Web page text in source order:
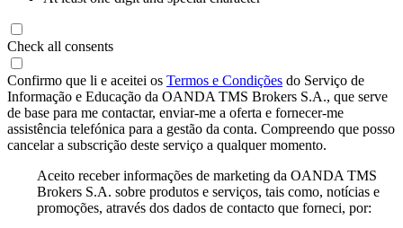
Check all consents
Confirmo que li e aceitei os Termos e Condições do Serviço de
Informação e Educação da OANDA TMS Brokers S.A., que serve
de base para me contactar, enviar-me a oferta e fornecer-me
assistência telefónica para a gestão da conta. Compreendo que posso
cancelar a subscrição deste serviço a qualquer momento.
Aceito receber informações de marketing da OANDA TMS
Brokers S.A. sobre produtos e serviços, tais como, notícias e
promoções, através dos dados de contacto que forneci, por: